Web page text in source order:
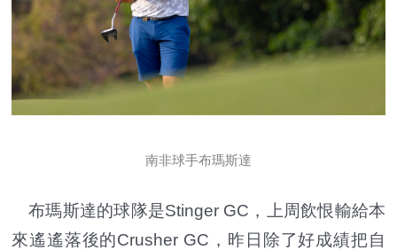
南非球手布瑪斯達
布瑪斯達的球隊是Stinger GC，上周飲恨輸給本
來遙遙落後的Crusher GC，昨日除了好成績把自